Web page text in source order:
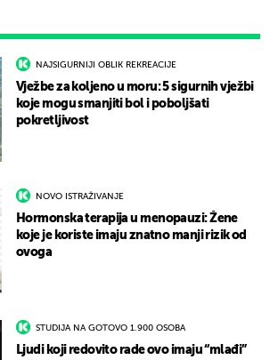
NAJSIGURNIJI OBLIK REKREACIJE
Vježbe za koljeno u moru: 5 sigurnih vježbi
koje mogu smanjiti bol i poboljšati
pokretljivost
NOVO ISTRAŽIVANJE
Hormonska terapija u menopauzi: Žene
koje je koriste imaju znatno manji rizik od
ovoga
STUDIJA NA GOTOVO 1.900 OSOBA
Ljudi koji redovito rade ovo imaju “mlađi”